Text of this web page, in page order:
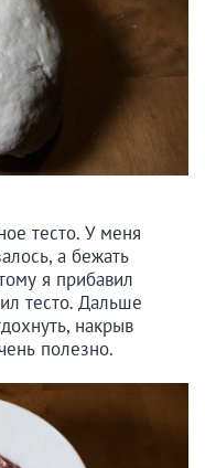
тесто. У меня
а бежать
я прибавил
тесто. Дальше
накрыв
полезно.